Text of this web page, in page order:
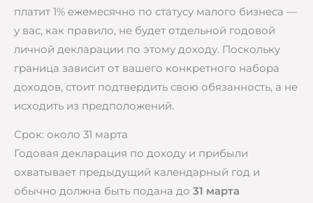
платит 1% ежемесячно по статусу малого бизнеса —
у вас, как правило, не будет отдельной годовой
личной декларации по этому доходу. Поскольку
граница зависит от вашего конкретного набора
доходов, стоит подтвердить свою обязанность, а не
исходить из предположений.
Срок: около 31 марта
Годовая декларация по доходу и прибыли
охватывает предыдущий календарный год и
обычно должна быть подана до 31 марта